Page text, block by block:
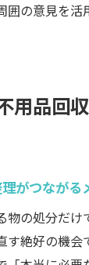
囲の意見を活
用品回
がつながる
物の処分だけ
す絶好の機会